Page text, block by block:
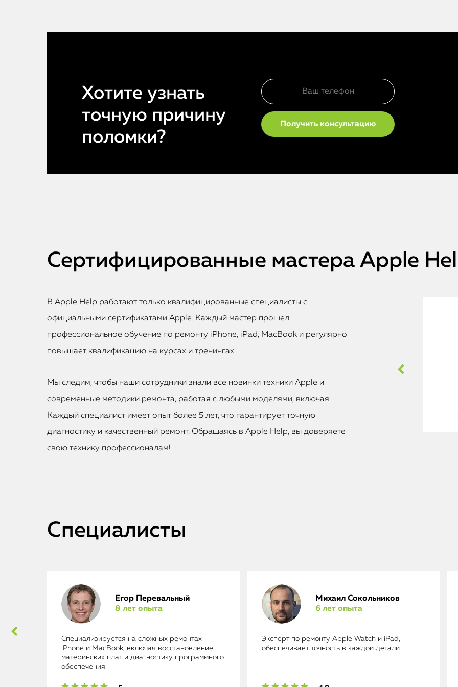
Хотите узнать
точную причину
поломки?
Сертифицированные мастера Apple
В Apple Help работают только квалифицированные специалисты с
официальными сертификатами Apple. Каждый мастер прошел
профессиональное обучение по ремонту iPhone, iPad, MacBook и регулярно
повышает квалификацию на курсах и тренингах.
Мы следим, чтобы наши сотрудники знали все новинки техники Apple и
современные методики ремонта, работая с любыми моделями, включая .
Каждый специалист имеет опыт более 5 лет, что гарантирует точную
диагностику и качественный ремонт. Обращаясь в Apple Help, вы доверяете
свою технику профессионалам!
Специалисты
Егор Перевальный
8 лет опыта
Специализируется на сложных ремонтах
iPhone и MacBook, включая восстановление
материнских плат и диагностику программного
обеспечения.
Михаил Сокольников
6 лет опыта
Эксперт по ремонту Apple Watch и iPad,
обеспечивает точность в каждой детали.